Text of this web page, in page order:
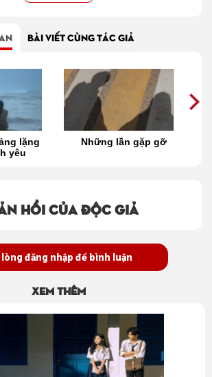
BÀI VIẾT CÙNG TÁC GIẢ
lặng
yêu
Những lần gặp gỡ
hồi của độc giả
đăng nhập để bình luận
Xem thêm